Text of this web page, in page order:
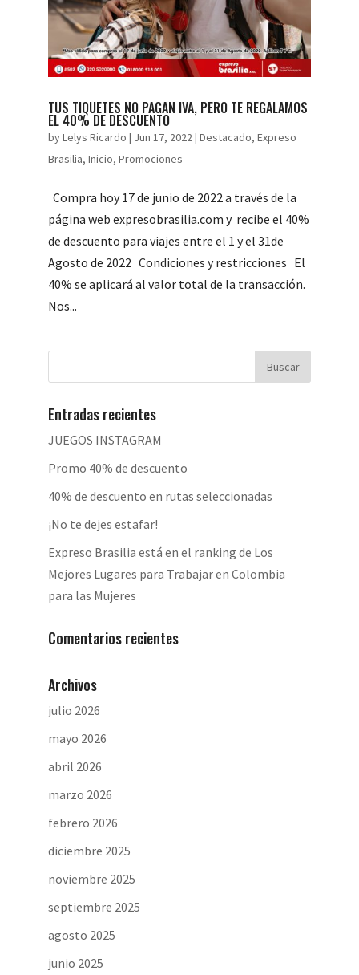
TUS TIQUETES NO PAGAN IVA, PERO TE REGALAMOS
EL 40% DE DESCUENTO
byLelys Ricardo | Jun 17, 2022| Destacado, Expreso
Brasilia, Inicio, Promociones
Compra hoy 17 de junio de 2022 a través de la
página web expresobrasilia.com y recibe el 40%
de descuento para viajes entre el 1 y el 31de
Agosto de 2022 Condiciones y restricciones El
40% se aplicará al valor total de la transacción.
Nos...
Entradas recientes
JUEGOS INSTAGRAM
Promo 40% de descuento
40% de descuento en rutas seleccionadas
¡No te dejes estafar!
Expreso Brasilia está en el ranking de Los
Mejores Lugares para Trabajar en Colombia
para las Mujeres
Comentarios recientes
Archivos
julio 2026
mayo 2026
abril 2026
marzo 2026
febrero 2026
diciembre 2025
noviembre 2025
septiembre 2025
agosto 2025
junio 2025